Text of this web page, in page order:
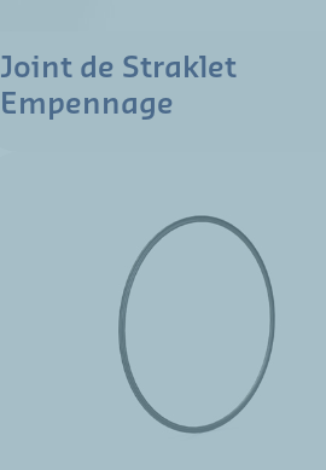
Joint de Straklet
Empennage